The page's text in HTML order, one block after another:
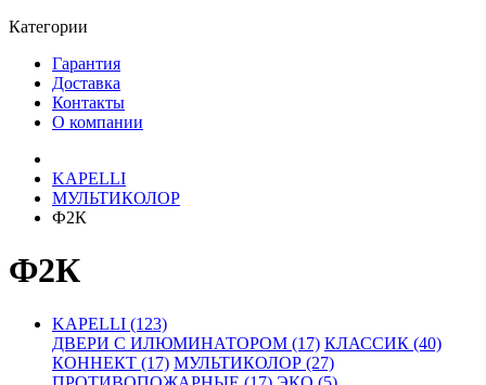
Категории
Гарантия
Доставка
Контакты
О компании
KAPELLI
МУЛЬТИКОЛОР
Ф2К
Ф2К
KAPELLI (123)
ДВЕРИ С ИЛЮМИНАТОРОМ (17) КЛАССИК (40)
КОННЕКТ (17) МУЛЬТИКОЛОР (27)